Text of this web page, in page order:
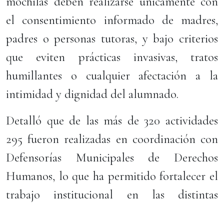
el consentimiento informado de madres,
padres o personas tutoras, y bajo criterios
que eviten prácticas invasivas, tratos
humillantes o cualquier afectación a la
intimidad y dignidad del alumnado.
Detalló que de las más de 320 actividades
295 fueron realizadas en coordinación con
Defensorías Municipales de Derechos
Humanos, lo que ha permitido fortalecer el
trabajo institucional en las distintas